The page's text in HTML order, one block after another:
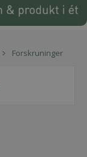
Forskruninger